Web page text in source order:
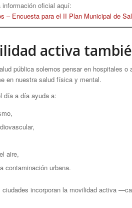
oficial aquí:
– Encuesta para el II Plan Municipal de
activa
pública solemos pensar en hospitales
en nuestra salud física y mental.
día a día ayuda a:
aire,
contaminación urbana.
incorporan la movilidad activa